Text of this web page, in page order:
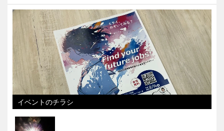
イベントのチラシ